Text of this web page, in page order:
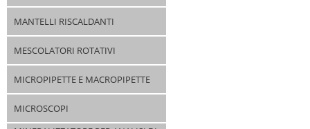
MANTELLI RISCALDANTI
MESCOLATORI ROTATIVI
MICROPIPETTE E MACROPIPETTE
MICROSCOPI